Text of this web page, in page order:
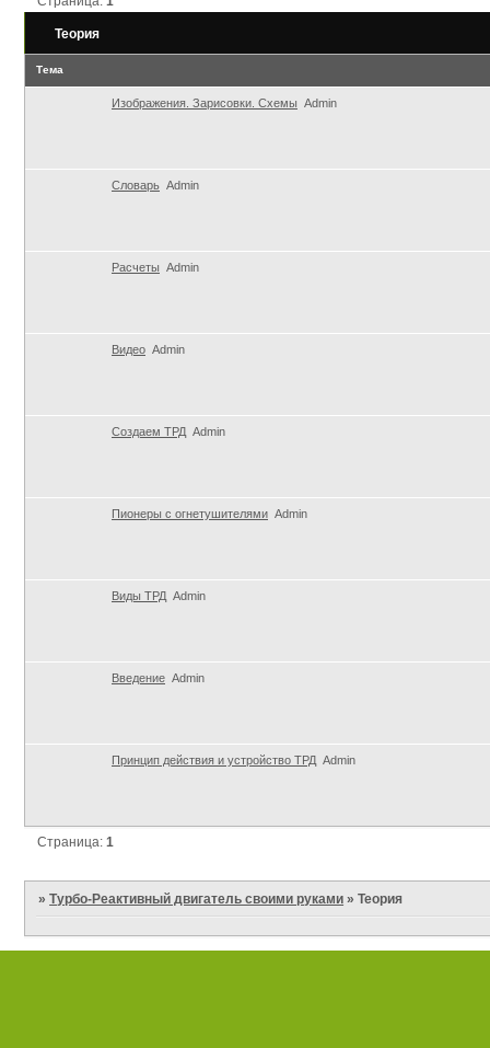
Теория
Тема
Изображения. Зарисовки. Схемы Admin
Словарь Admin
Расчеты Admin
Видео Admin
Создаем ТРД Admin
Пионеры с огнетушителями Admin
Виды ТРД Admin
Введение Admin
Принцип действия и устройство ТРД Admin
Страница:1
»Турбо-Реактивный двигатель своими руками »Теория